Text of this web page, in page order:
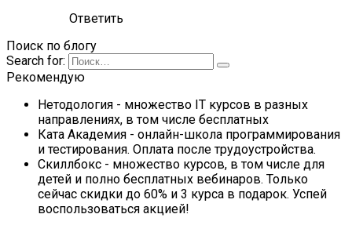
Ответить
Поиск по блогу
Search for:
Рекомендую
Нетодология - множество IT курсов в разных
направлениях, в том числе бесплатных
Ката Академия - онлайн-школа программирования
и тестирования. Оплата после трудоустройства.
Скиллбокс - множество курсов, в том числе для
детей и полно бесплатных вебинаров. Только
сейчас скидки до 60% и 3 курса в подарок. Успей
воспользоваться акцией!